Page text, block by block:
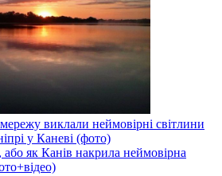
виклали неймовірні світлини
у Каневі (фото)
або як Канів накрила неймовірна